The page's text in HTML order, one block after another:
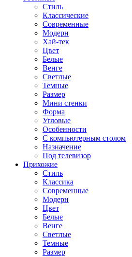
Стиль
Классические
Современные
Модерн
Хай-тек
Цвет
Белые
Венге
Светлые
Темные
Размер
Мини стенки
Форма
Угловые
Особенности
С компьютерным столом
Назначение
Под телевизор
Прихожие
Стиль
Классика
Современные
Модерн
Цвет
Белые
Венге
Светлые
Темные
Размер